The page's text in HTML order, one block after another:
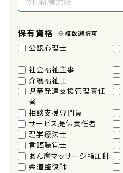
保有資格 ※複数選択可
公認心理士
社会福祉主事
介護福祉士
児童発達支援管理責任
者
相談支援専門員
サービス提供責任者
理学療法士
言語聴覚士
あん摩マッサージ指圧師
柔道整復師